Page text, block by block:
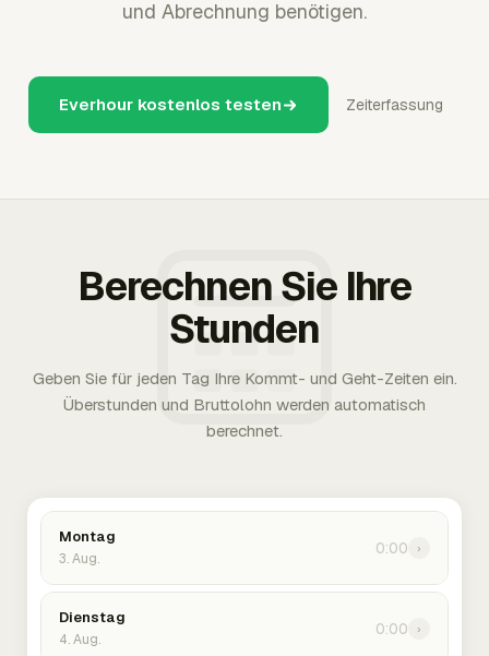
und Abrechnung benötigen.
Everhour kostenlos testen Zeiterfassung
Berechnen Sie Ihre
Stunden
Geben Sie für jeden Tag Ihre Kommt- und Geht-Zeiten ein.
Überstunden und Bruttolohn werden automatisch
berechnet.
Montag
3. Aug.
0:00 ›
Dienstag
4. Aug.
0:00 ›